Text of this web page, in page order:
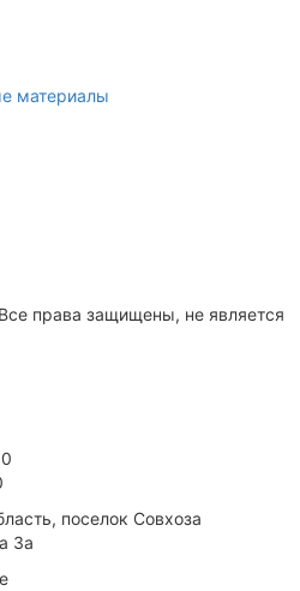
материалы
права защищены, не является
поселок Совхоза
3а